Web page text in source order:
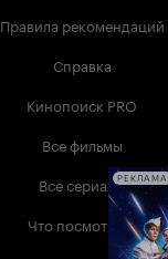
Правила рекомендаций
Справка
Кинопоиск PRO
Все фильмы
Все сериалы
Что посмотреть
РЕКЛАМА